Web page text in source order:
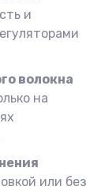
и
волокна
на
или без